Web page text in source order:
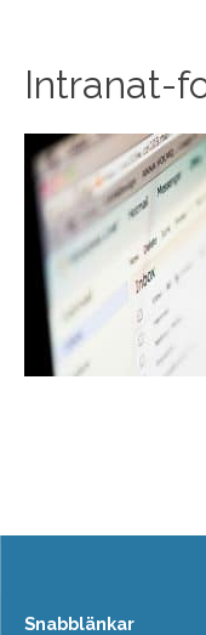
Intranat-
Snabblänkar